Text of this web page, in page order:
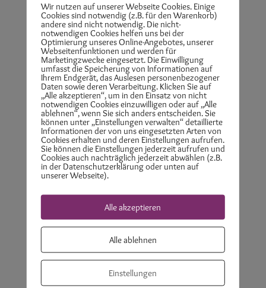
Zurzeit gibt es in meiner Akademie folgende
Wir nutzen auf unserer Webseite Cookies. Einige
Cookies sind notwendig (z.B. für den Warenkorb)
andere sind nicht notwendig. Die nicht-
notwendigen Cookies helfen uns bei der
Optimierung unseres Online-Angebotes, unserer
Webseitenfunktionen und werden für
Marketingzwecke eingesetzt. Die Einwilligung
umfasst die Speicherung von Informationen auf
Ihrem Endgerät, das Auslesen personenbezogener
Daten sowie deren Verarbeitung. Klicken Sie auf
„Alle akzeptieren“, um in den Einsatz von nicht
notwendigen Cookies einzuwilligen oder auf „Alle
ablehnen“, wenn Sie sich anders entscheiden. Sie
können unter „Einstellungen verwalten“ detaillierte
Informationen der von uns eingesetzten Arten von
Cookies erhalten und deren Einstellungen aufrufen.
Sie können die Einstellungen jederzeit aufrufen und
Cookies auch nachträglich jederzeit abwählen (z.B.
in der Datenschutzerklärung oder unten auf
unserer Webseite).
Alle akzeptieren
Alle ablehnen
Einstellungen